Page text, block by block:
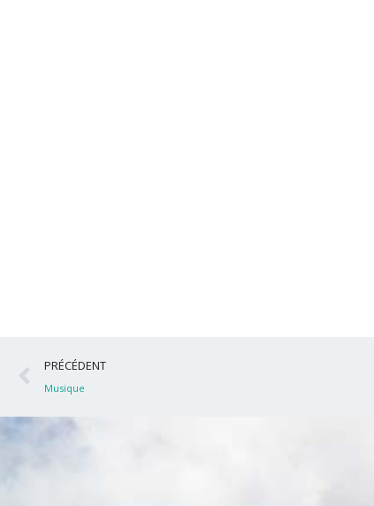
Précédent
PRÉCÉDENT
Musique